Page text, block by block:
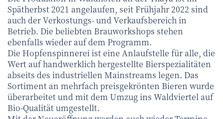
Spätherbst 2021 angelaufen, seit Frühjahr 2022 sind
auch der Verkostungs- und Verkaufsbereich in
Betrieb. Die beliebten Brauworkshops stehen
ebenfalls wieder auf dem Programm.
Die Hopfenspinnerei ist eine Anlaufstelle für alle, die
Wert auf handwerklich hergestellte Bierspezialitäten
abseits des industriellen Mainstreams legen. Das
Sortiment an mehrfach preisgekrönten Bieren wurde
überarbeitet und mit dem Umzug ins Waldviertel auf
Bio-Qualität umgestellt.